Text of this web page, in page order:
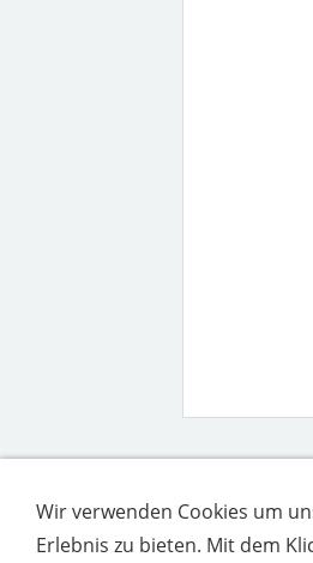
Wir verwenden Cookies um
Erlebnis zu bieten. Mit dem